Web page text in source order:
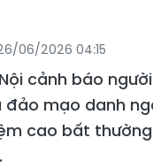
06/2026 04:15
cảnh báo
đảo mạo danh
cao bất